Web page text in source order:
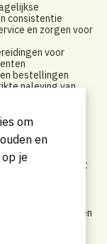
consistentie
en zorgen voor
voor
bestellingen
naleving van
ook onder druk het
keukenfunctie
is een
om
en
je